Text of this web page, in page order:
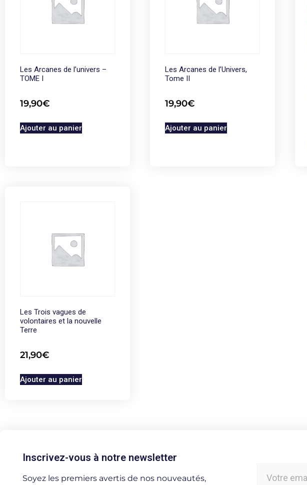
Les Arcanes de l’univers –
TOME I
19,90€
Ajouter au panier
Les Arcanes de l’Univers,
Tome II
19,90€
Ajouter au panier
Les Trois vagues de
volontaires et la nouvelle
Terre
21,90€
Ajouter au panier
Inscrivez-vous à notre newsletter
Soyez les premiers avertis de nos nouveautés,